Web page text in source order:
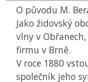
O původu M.
Jako židovský
vlny v
firmu v Brně.
V roce 1880
společník jeho